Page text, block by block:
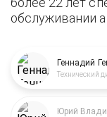
обслуживании
Геннадий
Технический
Юрий